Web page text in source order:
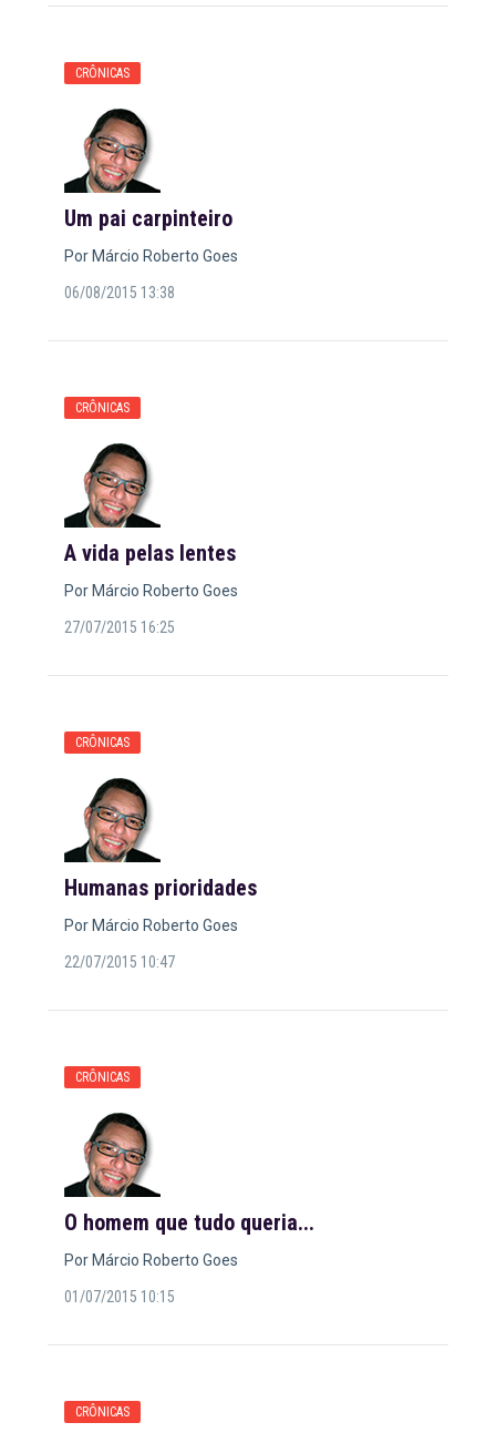
CRÔNICAS
Um pai carpinteiro
Por Márcio Roberto Goes
06/08/2015 13:38
CRÔNICAS
A vida pelas lentes
Por Márcio Roberto Goes
27/07/2015 16:25
CRÔNICAS
Humanas prioridades
Por Márcio Roberto Goes
22/07/2015 10:47
CRÔNICAS
O homem que tudo queria...
Por Márcio Roberto Goes
01/07/2015 10:15
CRÔNICAS